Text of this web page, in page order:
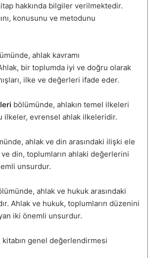
hakkında bilgiler verilmektedir.
konusunu ve metodunu
ahlak kavramı
bir toplumda iyi ve doğru olarak
ilke ve değerleri ifade eder.
bölümünde, ahlakın temel ilkeleri
ilkeler, evrensel ahlak ilkeleridir.
ahlak ve din arasındaki ilişki ele
ve din, toplumların ahlaki değerlerini
unsurdur.
ahlak ve hukuk arasındaki
Ahlak ve hukuk, toplumların düzenini
iki önemli unsurdur.
kitabın genel değerlendirmesi